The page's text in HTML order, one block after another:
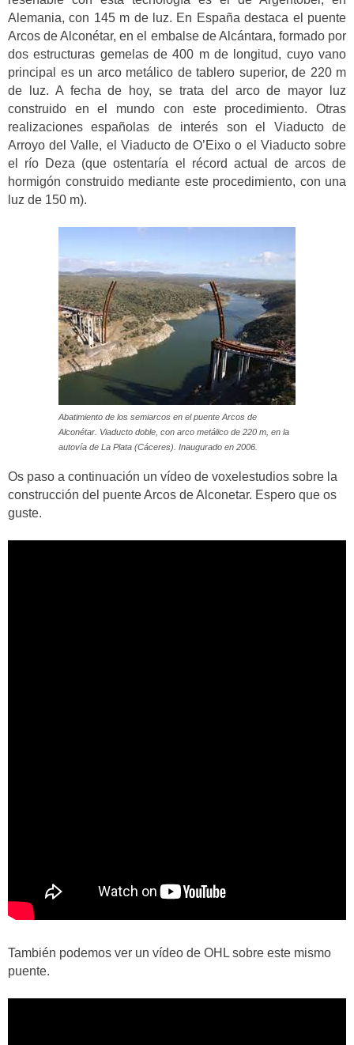
Alemania, con 145 m de luz. En España destaca el puente
Arcos de Alconétar, en el embalse de Alcántara, formado por
dos estructuras gemelas de 400 m de longitud, cuyo vano
principal es un arco metálico de tablero superior, de 220 m
de luz. A fecha de hoy, se trata del arco de mayor luz
construido en el mundo con este procedimiento. Otras
realizaciones españolas de interés son el Viaducto de
Arroyo del Valle, el Viaducto de O’Eixo o el Viaducto sobre
el río Deza (que ostentaría el récord actual de arcos de
hormigón construido mediante este procedimiento, con una
luz de 150 m).
Abatimiento de los semiarcos en el puente Arcos de
Alconétar. Viaducto doble, con arco metálico de 220 m, en la
autovía de La Plata (Cáceres). Inaugurado en 2006.
Os paso a continuación un vídeo de voxelestudios sobre la
construcción del puente Arcos de Alconetar. Espero que os
guste.
También podemos ver un vídeo de OHL sobre este mismo
puente.